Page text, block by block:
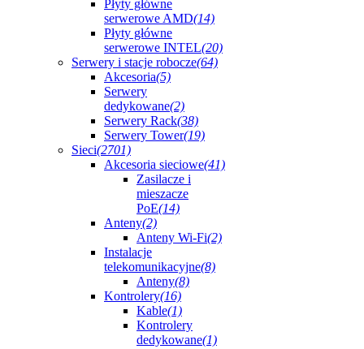
Płyty główne
serwerowe AMD(14)
Płyty główne
serwerowe INTEL(20)
Serwery i stacje robocze(64)
Akcesoria(5)
Serwery
dedykowane(2)
Serwery Rack(38)
Serwery Tower(19)
Sieci(2701)
Akcesoria sieciowe(41)
Zasilacze i
mieszacze
PoE(14)
Anteny(2)
Anteny Wi-Fi(2)
Instalacje
telekomunikacyjne(8)
Anteny(8)
Kontrolery(16)
Kable(1)
Kontrolery
dedykowane(1)